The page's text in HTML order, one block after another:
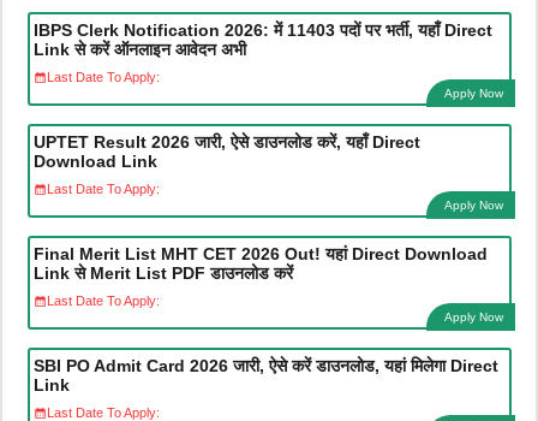
IBPS Clerk Notification 2026: में 11403 पदों पर भर्ती, यहाँ Direct
Link से करें ऑनलाइन आवेदन अभी
Last Date To Apply:
Apply Now
UPTET Result 2026 जारी, ऐसे डाउनलोड करें, यहाँ Direct
Download Link
Last Date To Apply:
Apply Now
Final Merit List MHT CET 2026 Out! यहां Direct Download
Link से Merit List PDF डाउनलोड करें
Last Date To Apply:
Apply Now
SBI PO Admit Card 2026 जारी, ऐसे करें डाउनलोड, यहां मिलेगा Direct
Link
Last Date To Apply: